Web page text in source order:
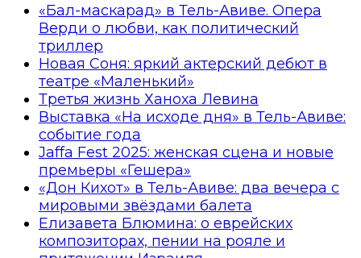
«Бал-маскарад» в Тель-Авиве. Опера
Верди о любви, как политический
триллер
Новая Соня: яркий актерский дебют в
театре «Маленький»
Третья жизнь Ханоха Левина
Выставка «На исходе дня» в Тель-Авиве:
событие года
Jaffa Fest 2025: женская сцена и новые
премьеры «Гешера»
«Дон Кихот» в Тель-Авиве: два вечера с
мировыми звёздами балета
Елизавета Блюмина: о еврейских
композиторах, пении на рояле и